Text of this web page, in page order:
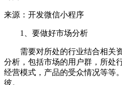
来源：开发微信小程序
1、要做好市场分析
需要对所处的行业结合相关资
分析，包括市场的用户群，所处
经营模式，产品的受众情况等等
彼。